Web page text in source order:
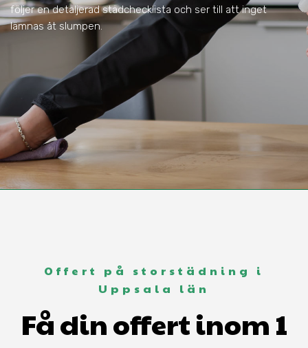
följer en detaljerad städchecklista och ser till att inget
lämnas åt slumpen.
Offert på storstädning i
Uppsala län
Få din offert inom 1